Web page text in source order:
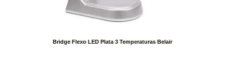
Bridge Flexo LED Plata 3 Temperaturas Belair